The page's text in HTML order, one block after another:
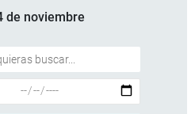
de noviembre